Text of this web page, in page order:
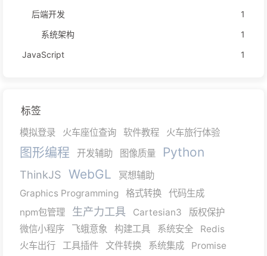
后端开发
1
系统架构
1
JavaScript
1
标签
模拟登录 火车座位查询 软件教程 火车旅行体验
图形编程 开发辅助 图像质量 Python
ThinkJS WebGL
冥想辅助
Graphics Programming
格式转换
代码生成
npm包管理
生产力工具 Cartesian3
版权保护
微信小程序
飞蛾意象 构建工具 系统安全
Redis
火车出行
工具插件 文件转换 系统集成
Promise